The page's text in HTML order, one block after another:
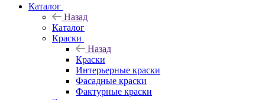
Каталог
Назад
Каталог
Краски
Назад
Краски
Интерьерные краски
Фасадные краски
Фактурные краски